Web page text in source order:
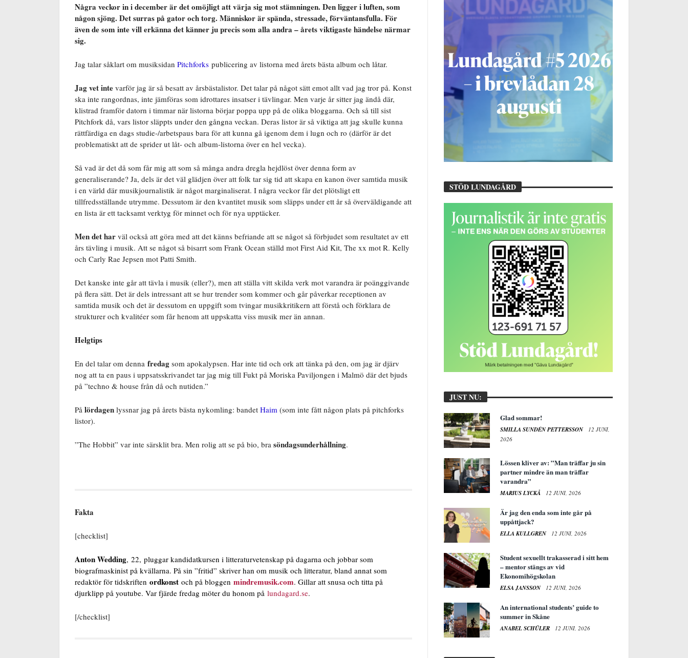
Några veckor in i december är det omöjligt att värja sig mot stämningen. Den ligger i luften, som
någon sjöng. Det surras på gator och torg. Människor är spända, stressade, förväntansfulla. För
även de som inte vill erkänna det känner ju precis som alla andra – årets viktigaste händelse närmar
sig.
Jag talar såklart om musiksidan Pitchforks publicering av listorna med årets bästa album och låtar.
Jag vet inte varför jag är så besatt av årsbästalistor. Det talar på något sätt emot allt vad jag tror på. Konst
ska inte rangordnas, inte jämföras som idrottares insatser i tävlingar. Men varje år sitter jag ändå där,
klistrad framför datorn i timmar när listorna börjar poppa upp på de olika bloggarna. Och så till sist
Pitchfork då, vars listor släppts under den gångna veckan. Deras listor är så viktiga att jag skulle kunna
rättfärdiga en dags studie-/arbetspaus bara för att kunna gå igenom dem i lugn och ro (därför är det
problematiskt att de sprider ut låt- och album-listorna över en hel vecka).
Så vad är det då som får mig att som så många andra dregla hejdlöst över denna form av
generaliserande? Ja, dels är det väl glädjen över att folk tar sig tid att skapa en kanon över samtida musik
i en värld där musikjournalistik är något marginaliserat. I några veckor får det plötsligt ett
tillfredsställande utrymme. Dessutom är den kvantitet musik som släpps under ett år så överväldigande att
en lista är ett tacksamt verktyg för minnet och för nya upptäcker.
Men det har väl också att göra med att det känns befriande att se något så förbjudet som resultatet av ett
års tävling i musik. Att se något så bisarrt som Frank Ocean ställd mot First Aid Kit, The xx mot R. Kelly
och Carly Rae Jepsen mot Patti Smith.
Det kanske inte går att tävla i musik (eller?), men att ställa vitt skilda verk mot varandra är poänggivande
på flera sätt. Det är dels intressant att se hur trender som kommer och går påverkar receptionen av
samtida musik och det är dessutom en uppgift som tvingar musikkritikern att förstå och förklara de
strukturer och kvalitéer som får henom att uppskatta viss musik mer än annan.
Helgtips
En del talar om denna fredag som apokalypsen. Har inte tid och ork att tänka på den, om jag är djärv
nog att ta en paus i uppsatsskrivandet tar jag mig till Fukt på Moriska Paviljongen i Malmö där det bjuds
på ”techno & house från då och nutiden.”
På lördagen lyssnar jag på årets bästa nykomling: bandet Haim (som inte fått någon plats på pitchforks
listor).
”The Hobbit” var inte särsklit bra. Men rolig att se på bio, bra söndagsunderhållning.
Fakta
[checklist]
Anton Wedding, 22, pluggar kandidatkursen i litteraturvetenskap på dagarna och jobbar som
biografmaskinist på kvällarna. På sin ”fritid” skriver han om musik och litteratur, bland annat som
redaktör för tidskriften ordkonst och på bloggen mindremusik.com. Gillar att snusa och titta på
djurklipp på youtube. Var fjärde fredag möter du honom på lundagard.se.
[/checklist]
STÖD LUNDAGÅRD
JUST NU:
Glad sommar!
SMILLA SUNDÉN PETTERSSON
12 JUNI,
2026
Lössen kliver av: ”Man träffar ju sin
partner mindre än man träffar
varandra”
MARIUS LYCKÅ 12 JUNI, 2026
Är jag den enda som inte går på
uppåttjack?
ELLA KULLGREN 12 JUNI, 2026
Student sexuellt trakasserad i sitt hem
– mentor stängs av vid
Ekonomihögskolan
ELSA JANSSON 12 JUNI, 2026
An international students’ guide to
summer in Skåne
ANABEL SCHÜLER 12 JUNI, 2026